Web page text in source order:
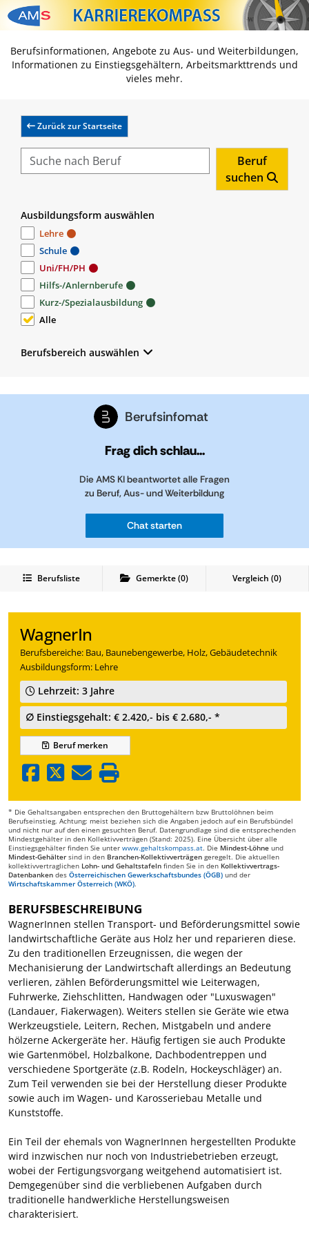
Zum Inhalt springen
Zum Navmenü springen
Zur Suche springen
Zur Footer springen
Berufsinformationen, Angebote zu Aus- und Weiterbildungen,
Informationen zu Einstiegsgehältern, Arbeitsmarkttrends und
vieles mehr.
Zurück zur Startseite
Beruf
suchen
Ausbildungsform auswählen
Lehre
Schule
Uni/FH/PH
Hilfs-/Anlernberufe
Kurz-/Spezialausbildung
Alle
Berufsbereich auswählen
Berufsinfomat
Frag dich schlau...
Die AMS KI beantwortet alle Fragen
zu Beruf, Aus- und Weiterbildung
Chat starten
Berufsliste Gemerkte(0) Vergleich (0)
WagnerIn
Berufsbereiche: Bau, Baunebengewerbe, Holz, Gebäudetechnik
Ausbildungsform: Lehre
Lehrzeit: 3 Jahre
∅ Einstiegsgehalt: € 2.420,- bis € 2.680,- *
Berufmerken
* Die Gehaltsangaben entsprechen den Bruttogehältern bzw Bruttolöhnen beim
Berufseinstieg. Achtung: meist beziehen sich die Angaben jedoch auf ein Berufsbündel
und nicht nur auf den einen gesuchten Beruf. Datengrundlage sind die entsprechenden
Mindestgehälter in den Kollektivverträgen (Stand: 2025). Eine Übersicht über alle
Einstiegsgehälter finden Sie unter www.gehaltskompass.at. Die Mindest-Löhne und
Mindest-Gehälter sind in den Branchen-Kollektivverträgen geregelt. Die aktuellen
kollektivvertraglichen Lohn- und Gehaltstafeln finden Sie in den Kollektivvertrags-
Datenbanken des Österreichischen Gewerkschaftsbundes (ÖGB) und der
Wirtschaftskammer Österreich (WKÖ).
BERUFSBESCHREIBUNG
WagnerInnen stellen Transport- und Beförderungsmittel sowie
landwirtschaftliche Geräte aus Holz her und reparieren diese.
Zu den traditionellen Erzeugnissen, die wegen der
Mechanisierung der Landwirtschaft allerdings an Bedeutung
verlieren, zählen Beförderungsmittel wie Leiterwagen,
Fuhrwerke, Ziehschlitten, Handwagen oder "Luxuswagen"
(Landauer, Fiakerwagen). Weiters stellen sie Geräte wie etwa
Werkzeugstiele, Leitern, Rechen, Mistgabeln und andere
hölzerne Ackergeräte her. Häufig fertigen sie auch Produkte
wie Gartenmöbel, Holzbalkone, Dachbodentreppen und
verschiedene Sportgeräte (z.B. Rodeln, Hockeyschläger) an.
Zum Teil verwenden sie bei der Herstellung dieser Produkte
sowie auch im Wagen- und Karosseriebau Metalle und
Kunststoffe.
Ein Teil der ehemals von WagnerInnen hergestellten Produkte
wird inzwischen nur noch von Industriebetrieben erzeugt,
wobei der Fertigungsvorgang weitgehend automatisiert ist.
Demgegenüber sind die verbliebenen Aufgaben durch
traditionelle handwerkliche Herstellungsweisen
charakterisiert.